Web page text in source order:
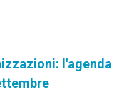
l'agenda